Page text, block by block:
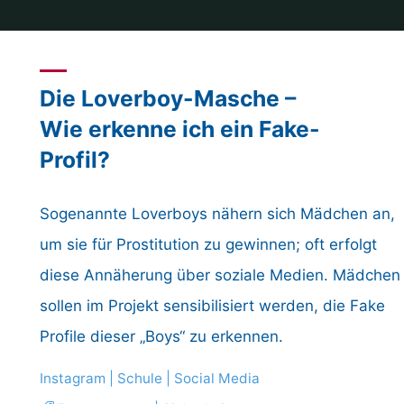
Die Loverboy-Masche –
Wie erkenne ich ein Fake-
Profil?
Sogenannte Loverboys nähern sich Mädchen an,
um sie für Prostitution zu gewinnen; oft erfolgt
diese Annäherung über soziale Medien. Mädchen
sollen im Projekt sensibilisiert werden, die Fake
Profile dieser „Boys“ zu erkennen.
Instagram Schule
Social Media